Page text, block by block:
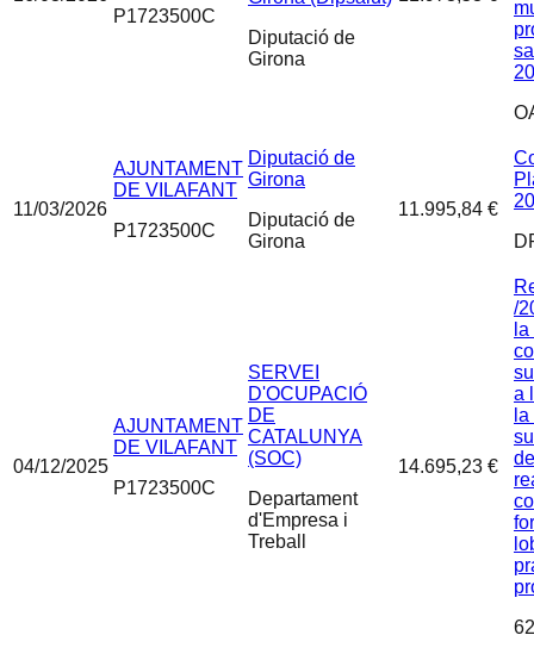
P1723500C
Diputació de
Girona
11/03/2026
AJUNTAMENT
DE VILAFANT
P1723500C
Diputació de
Girona
Diputació de
Girona
11.995,84 €
04/12/2025
AJUNTAMENT
DE VILAFANT
P1723500C
SERVEI
D'OCUPACIÓ
DE
CATALUNYA
(SOC)
Departament
d'Empresa i
Treball
14.695,23 €
/
a